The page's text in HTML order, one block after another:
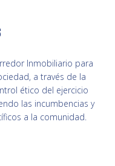
Inmobiliario para
a través de la
ético del ejercicio
las incumbencias y
a la comunidad.